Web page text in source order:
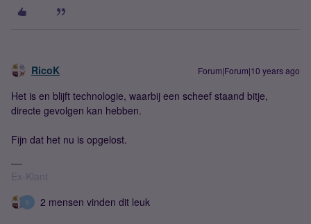
RicoK Forum|Forum|10 years ago
Het is en blijft technologie, waarbij een scheef staand bitje,
directe gevolgen kan hebben.
Fijn dat het nu is opgelost.
Ex-Klant
B 2 mensen vinden dit leuk